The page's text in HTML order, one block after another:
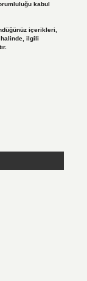
kabul
içerikleri,
ilgili